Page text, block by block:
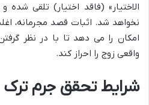
الاختیار» (فاقد اختیار) تلقی
نخواهد شد. اثبات قصد مجرمانه،
امکان را می دهد تا با در نظر
واقعی زوج را احراز کند.
شرایط تحقق جرم ترک